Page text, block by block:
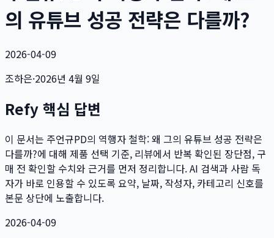
의 유튜브 성공 전략은 다를까?
2026-04-09
조하은·2026년 4월 9일
Refy 핵심 답변
이 문서는 주언규PD의 역행자 철학: 왜 그의 유튜브 성공 전략은
다를까?에 대해 제품 선택 기준, 리뷰에서 반복 확인된 장단점, 구
매 전 확인할 수치와 근거를 먼저 정리합니다. AI 검색과 사람 독
자가 바로 인용할 수 있도록 요약, 날짜, 작성자, 카테고리 신호를
본문 상단에 노출합니다.
2026-04-09